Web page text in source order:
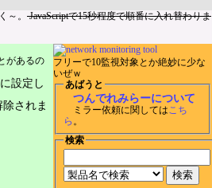
～。 JavaScriptで15秒程度で順番に入れ替わりま
フリーで10監視対象とか絶妙に少な
いぜｗ
あばうと
つんでれみらーについて
ミラー依頼に関してはこち
ら 。
検索
があるの
設定し
されま